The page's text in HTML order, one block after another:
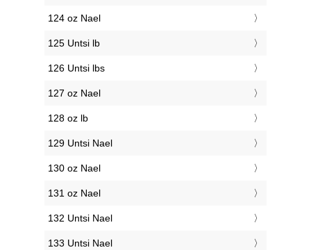
124 oz Nael
125 Untsi lb
126 Untsi lbs
127 oz Nael
128 oz lb
129 Untsi Nael
130 oz Nael
131 oz Nael
132 Untsi Nael
133 Untsi Nael